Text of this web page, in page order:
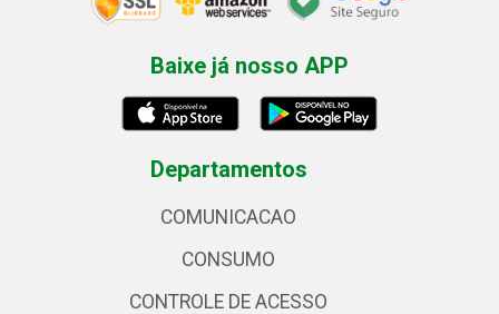
Baixe já nosso APP
Departamentos
COMUNICACAO
CONSUMO
CONTROLE DE ACESSO